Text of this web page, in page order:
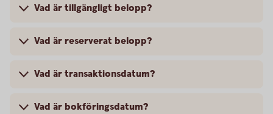
Vad är tillgängligt belopp?
Vad är reserverat belopp?
Vad är transaktionsdatum?
Vad är bokföringsdatum?